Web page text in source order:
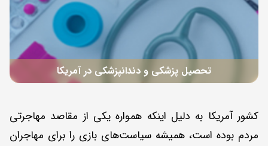
تحصیل پزشکی و دندانپزشکی در آمریکا
کشور آمریکا به دلیل اینکه همواره یکی از مقاصد مهاجرتی
مردم بوده است، همیشه سیاست‌های بازی را برای مهاجران